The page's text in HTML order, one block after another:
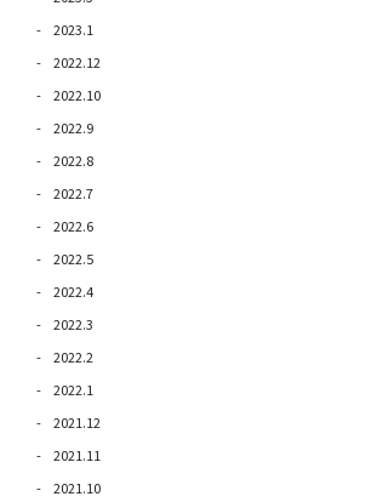
2023.1
2022.12
2022.10
2022.9
2022.8
2022.7
2022.6
2022.5
2022.4
2022.3
2022.2
2022.1
2021.12
2021.11
2021.10